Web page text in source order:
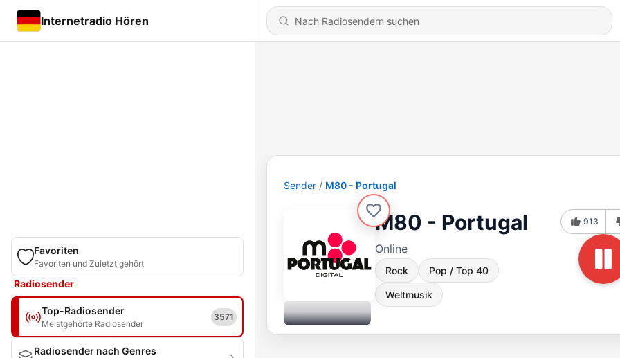
Internetradio Hören
Favoriten
Favoriten und Zuletzt gehört
Radiosender
Top-Radiosender
Meistgehörte Radiosender
3571
Radiosender nach Genres
Sender M80 - Portugal
M80 - Portugal
Online
Rock Pop / Top 40
Weltmusik
913